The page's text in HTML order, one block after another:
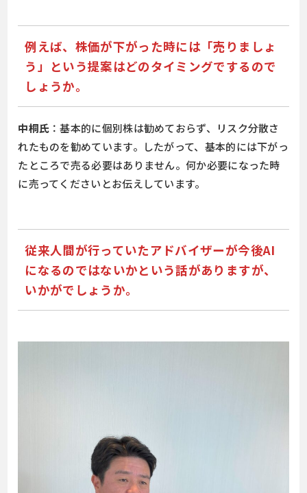
例えば、株価が下がった時には「売りましょ
う」という提案はどのタイミングでするので
しょうか。
中桐氏 ：基本的に個別株は勧めておらず、リスク分散さ
れたものを勧めています。したがって、基本的には下がっ
たところで売る必要はありません。何か必要になった時
に売ってくださいとお伝えしています。
従来人間が行っていたアドバイザーが今後AI
になるのではないかという話がありますが、
いかがでしょうか。